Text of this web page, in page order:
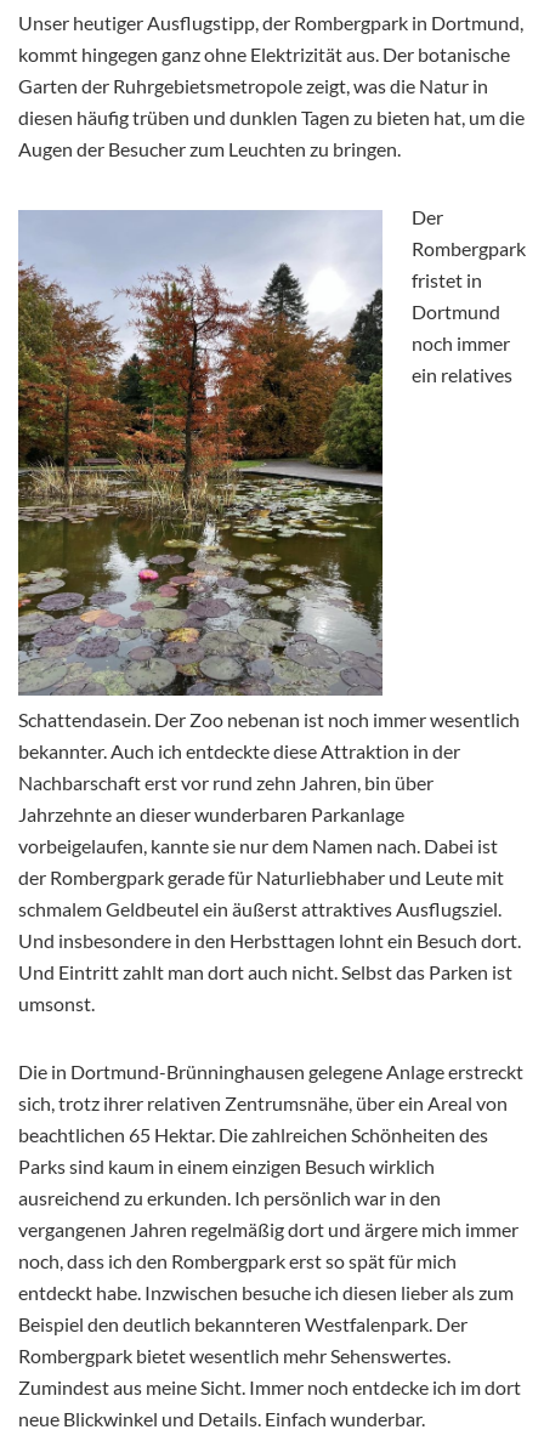
Unser heutiger Ausflugstipp, der Rombergpark in Dortmund,
kommt hingegen ganz ohne Elektrizität aus. Der botanische
Garten der Ruhrgebietsmetropole zeigt, was die Natur in
diesen häufig trüben und dunklen Tagen zu bieten hat, um die
Augen der Besucher zum Leuchten zu bringen.
Der
Rombergpark
fristet in
Dortmund
noch immer
ein relatives
Schattendasein. Der Zoo nebenan ist noch immer wesentlich
bekannter. Auch ich entdeckte diese Attraktion in der
Nachbarschaft erst vor rund zehn Jahren, bin über
Jahrzehnte an dieser wunderbaren Parkanlage
vorbeigelaufen, kannte sie nur dem Namen nach. Dabei ist
der Rombergpark gerade für Naturliebhaber und Leute mit
schmalem Geldbeutel ein äußerst attraktives Ausflugsziel.
Und insbesondere in den Herbsttagen lohnt ein Besuch dort.
Und Eintritt zahlt man dort auch nicht. Selbst das Parken ist
umsonst.
Die in Dortmund-Brünninghausen gelegene Anlage erstreckt
sich, trotz ihrer relativen Zentrumsnähe, über ein Areal von
beachtlichen 65 Hektar. Die zahlreichen Schönheiten des
Parks sind kaum in einem einzigen Besuch wirklich
ausreichend zu erkunden. Ich persönlich war in den
vergangenen Jahren regelmäßig dort und ärgere mich immer
noch, dass ich den Rombergpark erst so spät für mich
entdeckt habe. Inzwischen besuche ich diesen lieber als zum
Beispiel den deutlich bekannteren Westfalenpark. Der
Rombergpark bietet wesentlich mehr Sehenswertes.
Zumindest aus meine Sicht. Immer noch entdecke ich im dort
neue Blickwinkel und Details. Einfach wunderbar.